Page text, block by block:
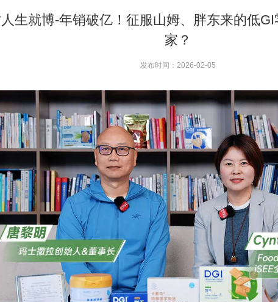
生就博-年销破亿！征服山姆、胖东来的低
家？
发布时间：2026-02-05